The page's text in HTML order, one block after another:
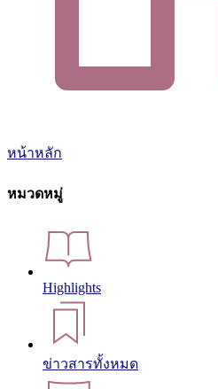
หน้าหลัก
หมวดหมู่
Highlights
ข่าวสารทั้งหมด